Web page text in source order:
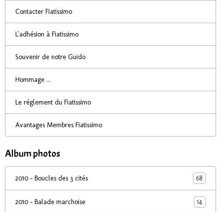
Contacter Fiatissimo
L'adhésion à Fiatissimo
Souvenir de notre Guido
Hommage ...
Le réglement du Fiatissimo
Avantages Membres Fiatissimo
Album photos
2010 - Boucles des 3 cités 68
2010 - Balade marchoise 14